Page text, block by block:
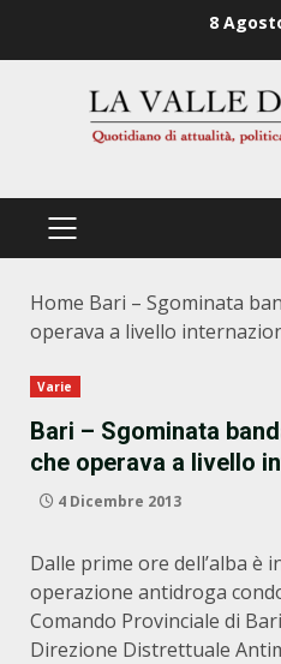
8
PRIMÄRES
Home Bari – Sgominata
operava a livello
Varie
Bari – Sgominata
che operava a livello
4 Dicembre 2013
Dalle prime ore dell’alba è
operazione antidroga
Comando Provinciale di
Direzione Distrettuale